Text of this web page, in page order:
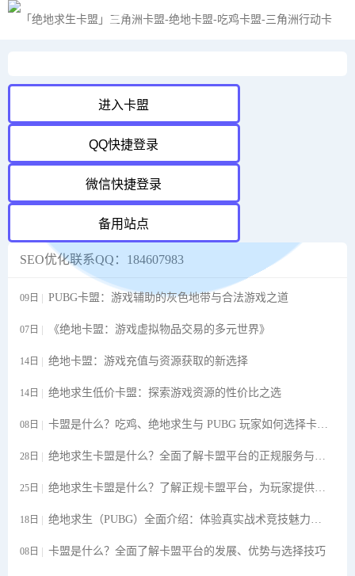
进入卡盟
QQ快捷登录
微信快捷登录
备用站点
SEO优化联系QQ：184607983
09日 PUBG卡盟：游戏辅助的灰色地带与合法游戏之道
07日 《绝地卡盟：游戏虚拟物品交易的多元世界》
14日 绝地卡盟：游戏充值与资源获取的新选择
14日 绝地求生低价卡盟：探索游戏资源的性价比之选
08日 卡盟是什么？吃鸡、绝地求生与 PUBG 玩家如何选择卡盟平台
28日 绝地求生卡盟是什么？全面了解卡盟平台的正规服务与发展趋势
25日 绝地求生卡盟是什么？了解正规卡盟平台，为玩家提供便捷的游戏数字服务
18日 绝地求生（PUBG）全面介绍：体验真实战术竞技魅力，了解绝地求生卡盟相关游戏服务
08日 卡盟是什么？全面了解卡盟平台的发展、优势与选择技巧